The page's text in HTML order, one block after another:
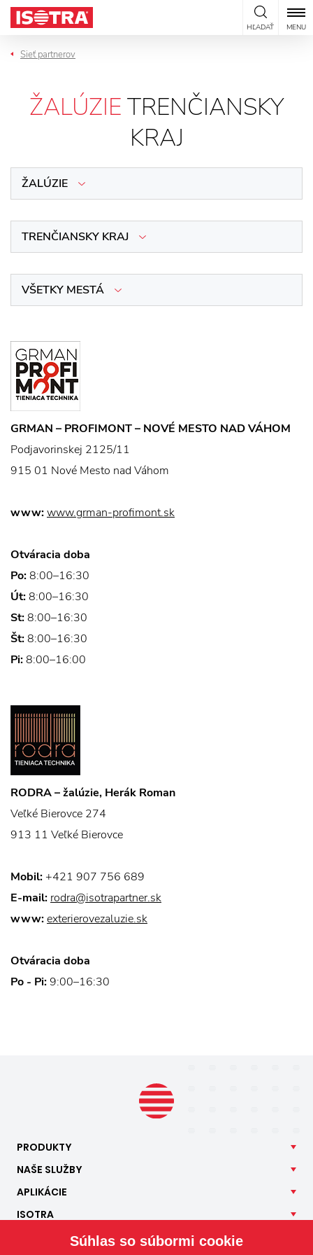
Preskočiť na obsah
HĽADAŤ MENU
Sieť partnerov
ŽALÚZIETRENČIANSKY
KRAJ
ŽALÚZIE
TRENČIANSKY KRAJ
VŠETKY MESTÁ
GRMAN – PROFIMONT – NOVÉ MESTO NAD VÁHOM
Podjavorinskej 2125/11
915 01 Nové Mesto nad Váhom
www:www.grman-profimont.sk
Otváracia doba
Po:8:00–16:30
Út:8:00–16:30
St:8:00–16:30
Št:8:00–16:30
Pi:8:00–16:00
RODRA – žalúzie, Herák Roman
Veľké Bierovce 274
913 11 Veľké Bierovce
Mobil: +421 907 756 689
E-mail: rodra@isotrapartner.sk
www:exterierovezaluzie.sk
Otváracia doba
Po - Pi: 9:00–16:30
PRODUKTY
NAŠE SLUŽBY
APLIKÁCIE
ISOTRA
Súhlas so súbormi cookie